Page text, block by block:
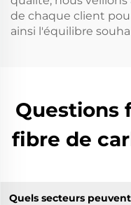
de chaque client
ainsi l'équilibre
Questions
fibre de
Quels secteurs